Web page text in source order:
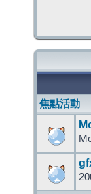
焦點活動